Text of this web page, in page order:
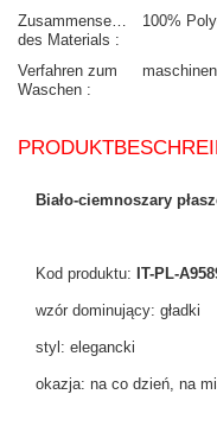
Zusammensetzung
des Materials
100%
Verfahren zum
Waschen
Biało-ciemnoszary
Kod produktu: IT-PL-
wzór dominujący: gładki
styl: elegancki
okazja: na co dzień, na